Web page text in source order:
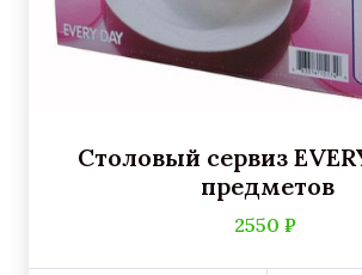
Столовый сервиз
предметов
2550 ₽